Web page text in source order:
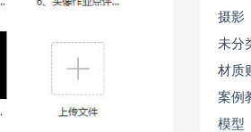
摄影
未分
材质
案例
模型